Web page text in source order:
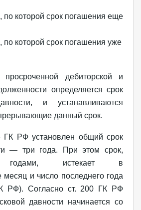
по которой срок погашения еще
по которой срок погашения уже
дебиторской и
определяется срок
и устанавливаются
данный срок.
ГК РФ установлен общий срок
— три года. При этом срок,
годами, истекает в
месяц и число последнего года
РФ). Согласно ст. 200 ГК РФ
давности начинается со